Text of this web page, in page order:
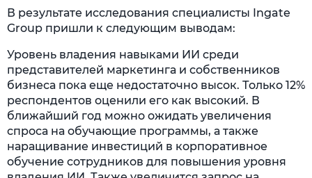
В результате исследования специалисты Ingate
Group пришли к следующим выводам:
Уровень владения навыками ИИ среди
представителей маркетинга и собственников
бизнеса пока еще недостаточно высок. Только 12%
респондентов оценили его как высокий. В
ближайший год можно ожидать увеличения
спроса на обучающие программы, а также
наращивание инвестиций в корпоративное
обучение сотрудников для повышения уровня